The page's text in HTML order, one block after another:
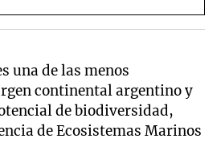
una de las menos
continental argentino y
de biodiversidad,
de Ecosistemas Marinos